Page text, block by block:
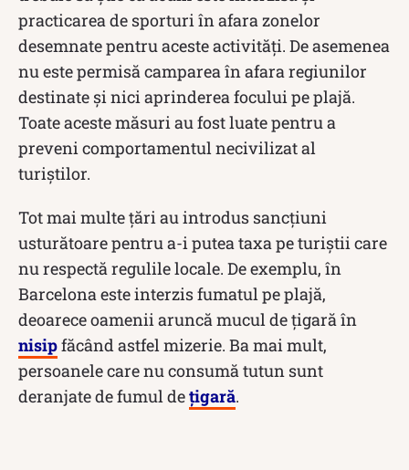
practicarea de sporturi în afara zonelor
desemnate pentru aceste activități. De asemenea
nu este permisă camparea în afara regiunilor
destinate și nici aprinderea focului pe plajă.
Toate aceste măsuri au fost luate pentru a
preveni comportamentul necivilizat al
turiștilor.
Tot mai multe țări au introdus sancțiuni
usturătoare pentru a-i putea taxa pe turiștii care
nu respectă regulile locale. De exemplu, în
Barcelona este interzis fumatul pe plajă,
deoarece oamenii aruncă mucul de țigară în
nisipfăcând astfel mizerie. Ba mai mult,
persoanele care nu consumă tutun sunt
deranjate de fumul dețigară.